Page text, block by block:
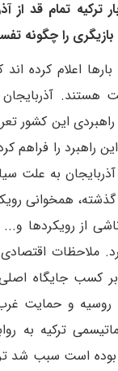
ترکیه تمام قد از
را چگونه
اعلام کرده
آذربایجان
راهبردی این
راهبرد را فراهم
آذربایجان به علت
همخوانی
از رویکردها
کرد. ملاحظات
بر کسب جایگاه
روسیه و حمایت
ترکیه به
بوده است سبب شد